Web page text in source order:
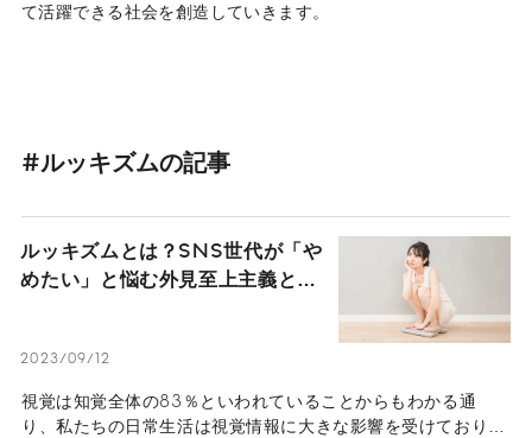
て活躍できる社会を創造していきます。
#ルッキズムの記事
ルッキズムとは？SNS世代が「や
めたい」と悩む外見至上主義と容
2023/09/12
視覚は知覚全体の83％といわれていることからもわかる通
り、私たちの日常生活は視覚情報に大きな影響を受けており、